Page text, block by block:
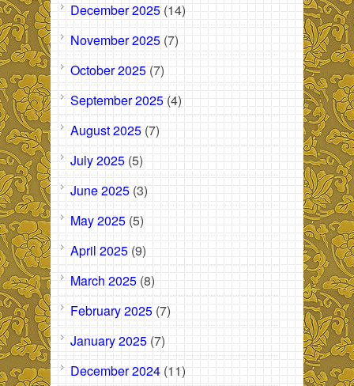
December 2025 (14)
November 2025 (7)
October 2025 (7)
September 2025 (4)
August 2025 (7)
July 2025 (5)
June 2025 (3)
May 2025 (5)
April 2025 (9)
March 2025 (8)
February 2025 (7)
January 2025 (7)
December 2024 (11)